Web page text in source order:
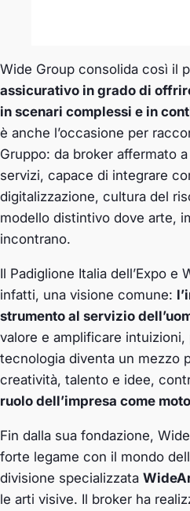
Wide Group consolida così il
assicurativo in grado di
in scenari complessi e in
è anche l’occasione per
Gruppo: da broker affermato
servizi, capace di integrare
digitalizzazione, cultura del
modello distintivo dove arte,
incontrano.
Il Padiglione Italia dell’Expo e
infatti, una visione comune:
strumento al servizio
valore e amplificare
tecnologia diventa un mezzo
creatività, talento e idee,
ruolo dell’impresa come
Fin dalla sua fondazione,
forte legame con il mondo
divisione specializzata
le arti visive. Il broker ha